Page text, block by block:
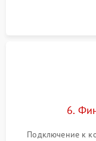
сборка
6.
Подключение к